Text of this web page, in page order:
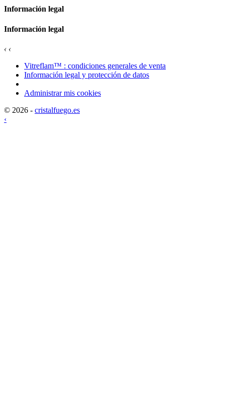
Información legal
Información legal
‹ ‹
Vitreflam™ : condiciones generales de venta
Información legal y protección de datos
Administrar mis cookies
© 2026 - cristalfuego.es
‹